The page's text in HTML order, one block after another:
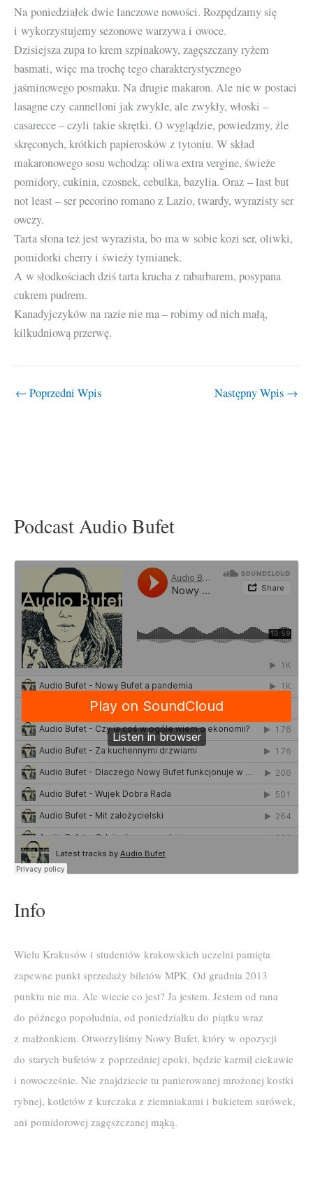
Na poniedziałek dwie lanczowe nowości. Rozpędzamy się
i wykorzystujemy sezonowe warzywa i owoce.
Dzisiejsza zupa to krem szpinakowy, zagęszczany ryżem
basmati, więc ma trochę tego charakterystycznego
jaśminowego posmaku. Na drugie makaron. Ale nie w postaci
lasagne czy cannelloni jak zwykle, ale zwykły, włoski –
casarecce – czyli takie skrętki. O wyglądzie, powiedzmy, źle
skręconych, krótkich papierosków z tytoniu. W skład
makaronowego sosu wchodzą: oliwa extra vergine, świeże
pomidory, cukinia, czosnek, cebulka, bazylia. Oraz – last but
not least – ser pecorino romano z Lazio, twardy, wyrazisty ser
owczy.
Tarta słona też jest wyrazista, bo ma w sobie kozi ser, oliwki,
pomidorki cherry i świeży tymianek.
A w słodkościach dziś tarta krucha z rabarbarem, posypana
cukrem pudrem.
Kanadyjczyków na razie nie ma – robimy od nich małą,
kilkudniową przerwę.
← Poprzedni Wpis Następny Wpis →
Podcast Audio Bufet
Info
Wielu Krakusów i studentów krakowskich uczelni pamięta
zapewne punkt sprzedaży biletów MPK. Od grudnia 2013
punktu nie ma. Ale wiecie co jest? Ja jestem. Jestem od rana
do późnego popołudnia, od poniedziałku do piątku wraz
z małżonkiem. Otworzyliśmy Nowy Bufet, który w opozycji
do starych bufetów z poprzedniej epoki, będzie karmił ciekawie
i nowocześnie. Nie znajdziecie tu panierowanej mrożonej kostki
rybnej, kotletów z kurczaka z ziemniakami i bukietem surówek,
ani pomidorowej zagęszczanej mąką.